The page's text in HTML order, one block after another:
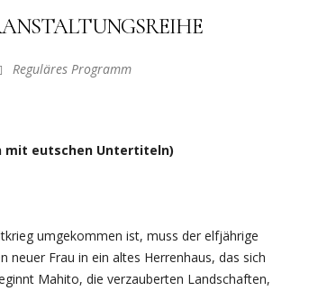
Reguläres Programm
mit eutschen Untertiteln)
umgekommen ist, muss der elfjährige
neuer Frau in ein altes Herrenhaus, das sich
Mahito, die verzauberten Landschaften,